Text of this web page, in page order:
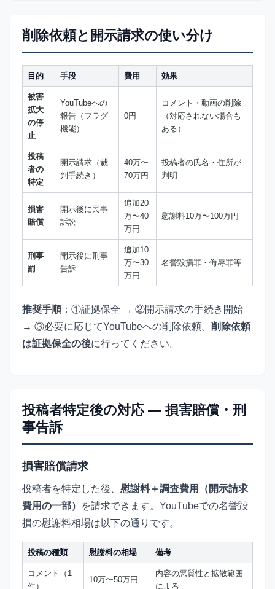
削除依頼と開示請求の使い分け
目的 手段 費用 効果
被害
拡大
の停
止
YouTubeへの
報告（フラグ
機能）
0円
コメント・動画の削除
（対応されない場合も
ある）
投稿
者の
特定
開示請求（裁
判手続き）
40万〜
70万円
投稿者の氏名・住所が
判明
損害
賠償
開示後に民事
訴訟
追加20
万〜40
万円
慰謝料10万〜100万円
刑事
罰
開示後に刑事
告訴
追加10
万〜30
万円
名誉毀損罪・侮辱罪等
推奨手順：①証拠保全 → ②開示請求の手続き開始
→ ③必要に応じてYouTubeへの削除依頼。 削除依頼
は証拠保全の後に行ってください。
投稿者特定後の対応 — 損害賠償・刑
事告訴
損害賠償請求
投稿者を特定した後、 慰謝料＋調査費用（開示請求
費用の一部）
を請求できます。YouTubeでの名誉毀
損の慰謝料相場は以下の通りです。
投稿の種類 慰謝料の相場 備考
コメント（1
件）
10万〜50万円
内容の悪質性と拡散範囲
による